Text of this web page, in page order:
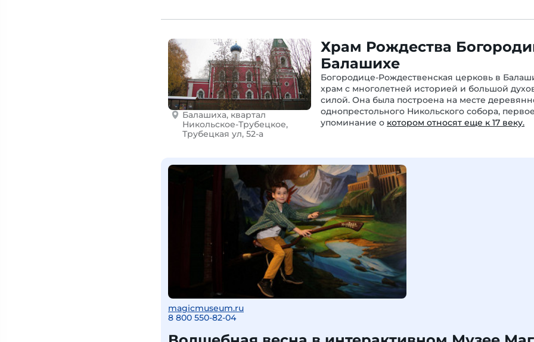
Балашиха, квартал
Никольское-Трубецкое,
Трубецкая ул, 52-а
Храм Рождества
Балашихе
Богородице-Рождественская церковь в
храм с многолетней историей и большой
силой. Она была построена на месте
однопрестольного Никольского собора, первое
упоминание о котором относят еще к 17 веку.
magicmuseum.ru
8 800 550-82-04